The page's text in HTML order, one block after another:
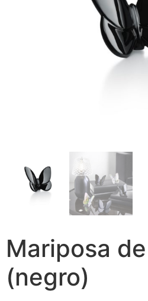
Mariposa
(negro)